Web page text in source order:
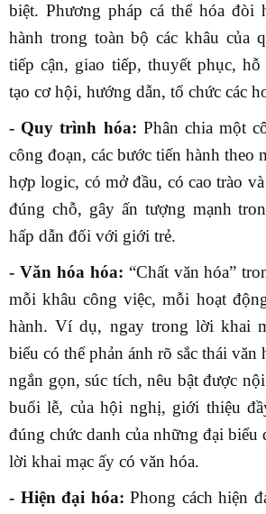
biệt. Phương pháp cá thể hóa đòi
hành trong toàn bộ các khâu của
tiếp cận, giao tiếp, thuyết phục,
tạo cơ hội, hướng dẫn, tổ chức các
- Quy trình hóa: Phân chia một
công đoạn, các bước tiến hành theo
hợp logic, có mở đầu, có cao trào
đúng chỗ, gây ấn tượng mạnh
hấp dẫn đối với giới trẻ.
- Văn hóa hóa: “Chất văn hóa”
mỗi khâu công việc, mỗi hoạt
hành. Ví dụ, ngay trong lời khai
biểu có thể phản ánh rõ sắc thái văn
ngắn gọn, súc tích, nêu bật được
buổi lễ, của hội nghị, giới thiệu
đúng chức danh của những đại biểu
lời khai mạc ấy có văn hóa.
- Hiện đại hóa: Phong cách hiện